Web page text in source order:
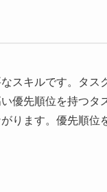
スキルです。タス
優先順位を持つタ
ります。優先順位